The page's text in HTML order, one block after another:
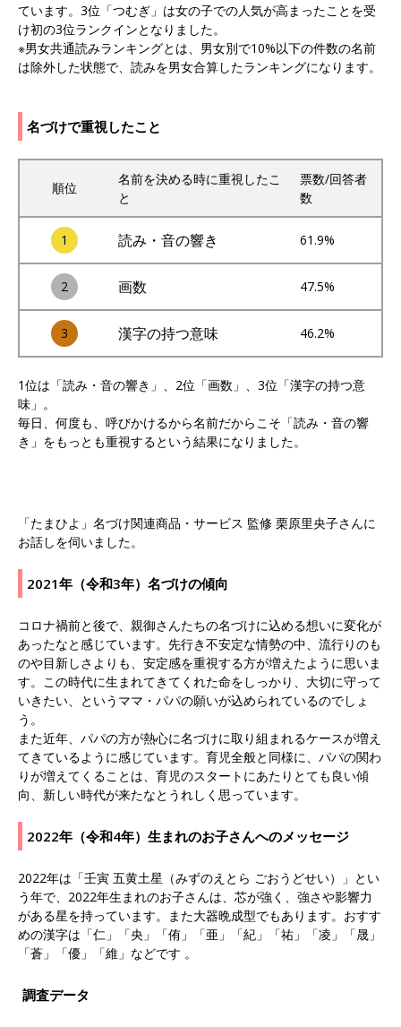
ています。3位「つむぎ」は女の子での人気が高まったことを受
け初の3位ランクインとなりました。
※男女共通読みランキングとは、男女別で10%以下の件数の名前
は除外した状態で、読みを男女合算したランキングになります。
名づけで重視したこと
順位
名前を決める時に重視したこ
と
票数/回答者
数
1 読み・音の響き 61.9%
2 画数 47.5%
3 漢字の持つ意味 46.2%
1位は「読み・音の響き」、2位「画数」、3位「漢字の持つ意
味」。
毎日、何度も、呼びかけるから名前だからこそ「読み・音の響
き」をもっとも重視するという結果になりました。
「たまひよ」名づけ関連商品・サービス 監修 栗原里央子さんに
お話しを伺いました。
2021年（令和3年）名づけの傾向
コロナ禍前と後で、親御さんたちの名づけに込める想いに変化が
あったなと感じています。先行き不安定な情勢の中、流行りのも
のや目新しさよりも、安定感を重視する方が増えたように思いま
す。この時代に生まれてきてくれた命をしっかり、大切に守って
いきたい、というママ・パパの願いが込められているのでしょ
う。
また近年、パパの方が熱心に名づけに取り組まれるケースが増え
てきているように感じています。育児全般と同様に、パパの関わ
りが増えてくることは、育児のスタートにあたりとても良い傾
向、新しい時代が来たなとうれしく思っています。
2022年（令和4年）生まれのお子さんへのメッセージ
2022年は「壬寅 五黄土星（みずのえとら ごおうどせい）」とい
う年で、2022年生まれのお子さんは、芯が強く、強さや影響力
がある星を持っています。また大器晩成型でもあります。おすす
めの漢字は「仁」「央」「侑」「亜」「紀」「祐」「凌」「晟」
「蒼」「優」「維」などです 。
調査データ